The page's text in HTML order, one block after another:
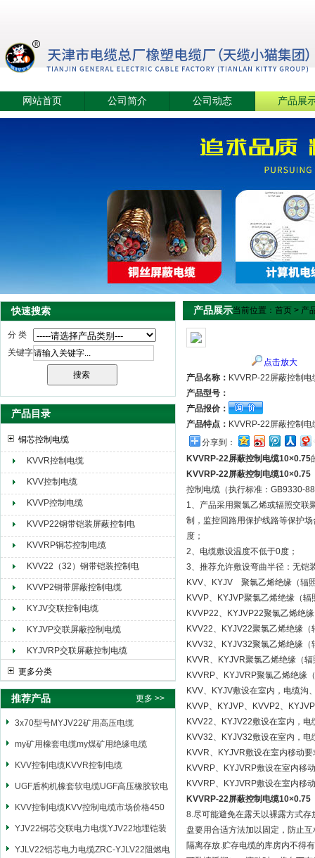
天津市电缆总厂橡塑电缆厂（天缆小猫集团）
网站首页 公司简介 公司动态 产品展
快速搜索
分 类
关键字
产品目录
铜芯控制电缆
KVVR控制电缆
KVV控制电缆
KVVP控制电缆
KVVP22钢带铠装屏蔽控制电
缆
KVVRP铜芯控制电缆
KVV22（32）钢带铠装控制电
缆
KVVP2铜带屏蔽控制电缆
KYJV交联控制电缆
KYJVP交联屏蔽控制电缆
KYJVRP交联屏蔽控制电缆
更多分类
推荐产品 更多 >>
3x70型号MYJV22矿用高压电缆
my矿用橡套电缆my煤矿用绝缘电缆
KVV控制电缆KVVR控制电缆
UGF盾构机橡套软电缆UGF高压橡胶软电
缆
KVV控制电缆KVV控制电缆市场价格450
YJV22铜芯交联电力电缆YJV22地埋铠装
电源电缆
YJLV22铝芯电力电缆ZRC-YJLV22阻燃电
产品展示当前位置： 首页 > 产
点击放大
产品名称： KVVRP-22屏蔽控制
产品型号：
产品报价：
产品特点： KVVRP-22屏蔽控制
分享到：
KVVRP-22屏蔽控制电缆10×0.75
KVVRP-22屏蔽控制电缆10×0.75
控制电缆（执行标准：GB9330-
1、产品采用聚氯乙烯或辐照交联
制，监控回路用保护线路等保护
度；
2、电缆敷设温度不低于0度；
3、推荐允许敷设弯曲半径：无铠
KVV、KYJV 聚氯乙烯绝缘（辐
KVVP、KYJVP聚氯乙烯绝缘（
KVVP22、KYJVP22聚氯乙烯绝
KVV22、KYJV22聚氯乙烯绝缘
KVV32、KYJV32聚氯乙烯绝缘
KVVR、KYJVR聚氯乙烯绝缘（
KVVRP、KYJVRP聚氯乙烯绝缘
KVV、KYJV敷设在室内，电缆沟
KVVP、KYJVP、KVVP2、
KVV22、KYJV22敷设在室内，
KVV32、KYJV32敷设在室内，
KVVR、KYJVR敷设在室内移动
KVVRP、KYJVRP敷设在室内移
KVVRP、KYJVRP敷设在室内移
KVVRP-22屏蔽控制电缆10×0.75
8.尽可能避免在露天以裸露方式
盘要用合适方法加以固定，防止
隔离存放.贮存电缆的库房内不得